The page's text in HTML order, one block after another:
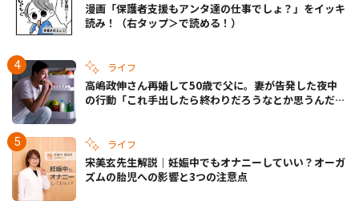
漫画「保護者支援もアンタ達の仕事でしょ？」をイッキ
読み！（右タップ＞で読める！）
ライフ
高嶋政伸さん再婚して50歳で父に。妻が告発した夜中
の行動「これ手出したら終わりだろうなとか思うんだけ
ライフ
宋美玄先生解説｜妊娠中でもオナニーしていい？オーガ
ズムの胎児への影響と3つの注意点